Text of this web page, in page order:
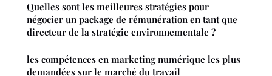
Quelles sont les meilleures stratégies pour
négocier un package de rémunération en tant que
directeur de la stratégie environnementale ?
les compétences en marketing numérique les plus
demandées sur le marché du travail